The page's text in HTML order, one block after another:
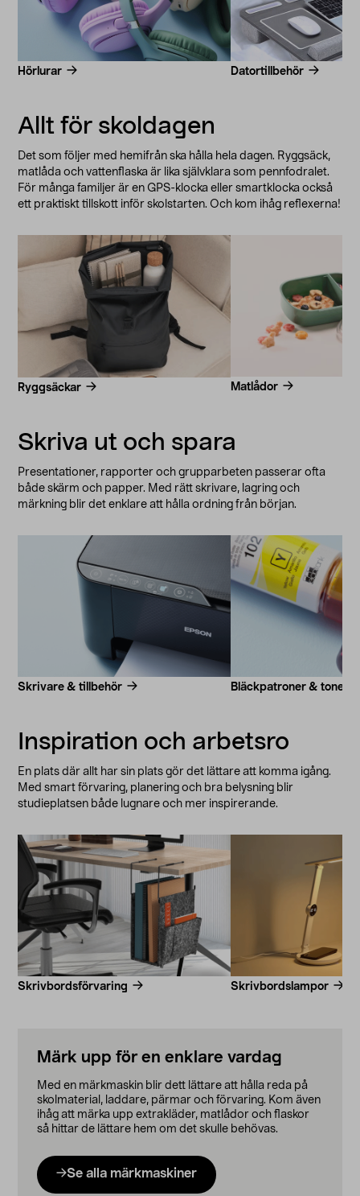
Hörlurar Datortillbehör
Allt för skoldagen
Det som följer med hemifrån ska hålla hela dagen. Ryggsäck,
matlåda och vattenflaska är lika självklara som pennfodralet.
För många familjer är en GPS-klocka eller smartklocka också
ett praktiskt tillskott inför skolstarten. Och kom ihåg reflexerna!
Ryggsäckar Matlådor
Skriva ut och spara
Presentationer, rapporter och grupparbeten passerar ofta
både skärm och papper. Med rätt skrivare, lagring och
märkning blir det enklare att hålla ordning från början.
Skrivare & tillbehör Bläckpatroner & toner
Inspiration och arbetsro
En plats där allt har sin plats gör det lättare att komma igång.
Med smart förvaring, planering och bra belysning blir
studieplatsen både lugnare och mer inspirerande.
Skrivbordsförvaring Skrivbordslampor
Märk upp för en enklare vardag
Med en märkmaskin blir dett lättare att hålla reda på
skolmaterial, laddare, pärmar och förvaring. Kom även
ihåg att märka upp extrakläder, matlådor och flaskor
så hittar de lättare hem om det skulle behövas.
Se alla märkmaskiner